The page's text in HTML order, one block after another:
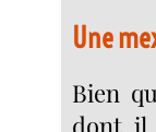
Une
Bien